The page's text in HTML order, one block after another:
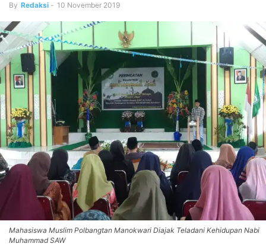
By Redaksi - 10 November 2019
Mahasiswa Muslim Polbangtan Manokwari Diajak Teladani Kehidupan Nabi
Muhammad SAW